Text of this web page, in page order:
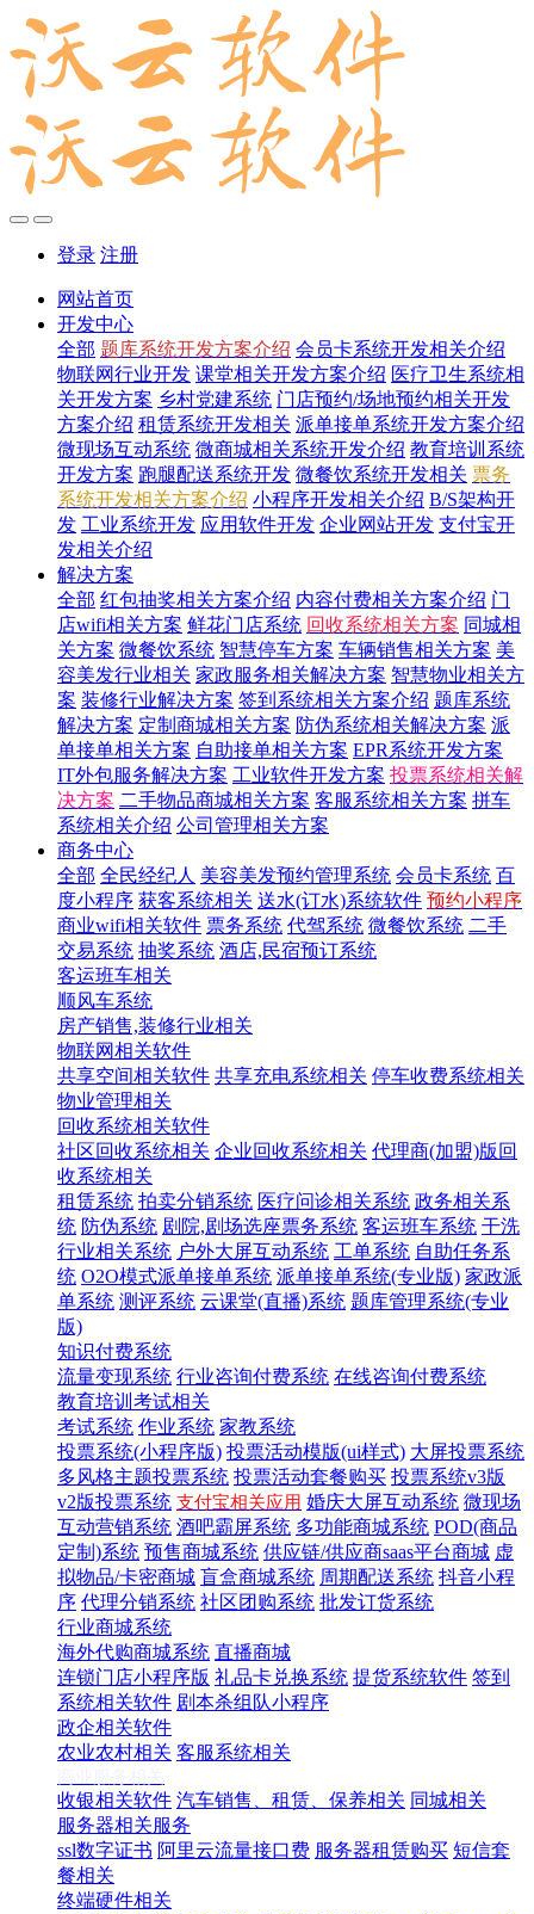
登录 注册
网站首页
开发中心
全部 题库系统开发方案介绍 会员卡系统开发相关介绍
物联网行业开发 课堂相关开发方案介绍 医疗卫生系统相
关开发方案 乡村党建系统 门店预约/场地预约相关开发
方案介绍 租赁系统开发相关 派单接单系统开发方案介绍
微现场互动系统 微商城相关系统开发介绍 教育培训系统
开发方案 跑腿配送系统开发 微餐饮系统开发相关 票务
系统开发相关方案介绍 小程序开发相关介绍 B/S架构开
发 工业系统开发 应用软件开发 企业网站开发 支付宝开
发相关介绍
解决方案
全部 红包抽奖相关方案介绍 内容付费相关方案介绍 门
店wifi相关方案 鲜花门店系统 回收系统相关方案 同城相
关方案 微餐饮系统 智慧停车方案 车辆销售相关方案 美
容美发行业相关 家政服务相关解决方案 智慧物业相关方
案 装修行业解决方案 签到系统相关方案介绍 题库系统
解决方案 定制商城相关方案 防伪系统相关解决方案 派
单接单相关方案 自助接单相关方案 EPR系统开发方案
IT外包服务解决方案 工业软件开发方案 投票系统相关解
决方案 二手物品商城相关方案 客服系统相关方案 拼车
系统相关介绍 公司管理相关方案
商务中心
全部 全民经纪人 美容美发预约管理系统 会员卡系统 百
度小程序 获客系统相关 送水(订水)系统软件 预约小程序
商业wifi相关软件 票务系统 代驾系统 微餐饮系统 二手
交易系统 抽奖系统 酒店,民宿预订系统
客运班车相关
顺风车系统
房产销售,装修行业相关
物联网相关软件
共享空间相关软件 共享充电系统相关 停车收费系统相关
物业管理相关
回收系统相关软件
社区回收系统相关 企业回收系统相关 代理商(加盟)版回
收系统相关
租赁系统 拍卖分销系统 医疗问诊相关系统 政务相关系
统 防伪系统 剧院,剧场选座票务系统 客运班车系统 干洗
行业相关系统 户外大屏互动系统 工单系统 自助任务系
统 O2O模式派单接单系统 派单接单系统(专业版) 家政派
单系统 测评系统 云课堂(直播)系统 题库管理系统(专业
版)
知识付费系统
流量变现系统 行业咨询付费系统 在线咨询付费系统
教育培训考试相关
考试系统 作业系统 家教系统
投票系统(小程序版) 投票活动模版(ui样式) 大屏投票系统
多风格主题投票系统 投票活动套餐购买 投票系统v3版
v2版投票系统 支付宝相关应用 婚庆大屏互动系统 微现场
互动营销系统 酒吧霸屏系统 多功能商城系统 POD(商品
定制)系统 预售商城系统 供应链/供应商saas平台商城 虚
拟物品/卡密商城 盲盒商城系统 周期配送系统 抖音小程
序 代理分销系统 社区团购系统 批发订货系统
行业商城系统
海外代购商城系统 直播商城
连锁门店小程序版 礼品卡兑换系统 提货系统软件 签到
系统相关软件 剧本杀组队小程序
政企相关软件
农业农村相关 客服系统相关
收银相关软件 汽车销售、租赁、保养相关 同城相关
服务器相关服务
ssl数字证书 阿里云流量接口费 服务器租赁购买 短信套
餐相关
终端硬件相关